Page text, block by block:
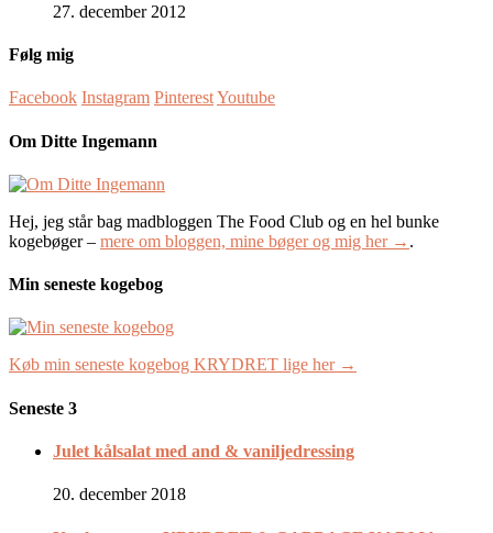
27. december 2012
Følg mig
Facebook Instagram PinterestYoutube
Om Ditte Ingemann
Hej, jeg står bag madbloggen The Food Club og en hel bunke
kogebøger – mere om bloggen, mine bøger og mig her → .
Min seneste kogebog
Køb min seneste kogebog KRYDRET lige her →
Seneste 3
Julet kålsalat med and & vaniljedressing
20. december 2018